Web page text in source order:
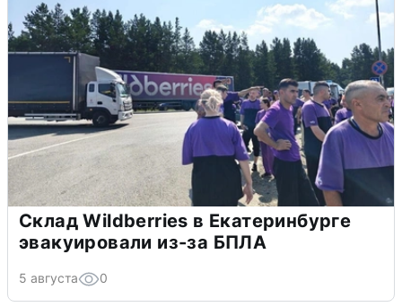
Склад Wildberries в Екатеринбурге
эвакуировали из-за БПЛА
5 августа 0